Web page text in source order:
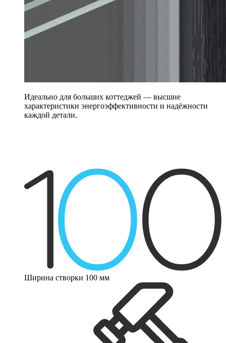
Идеально для больших коттеджей — высшие
характеристики энергоэффективности и надёжности
каждой детали.
Ширина створки 100 мм